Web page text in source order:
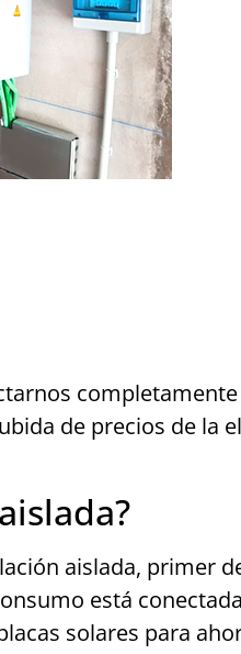
de precios de la
aislada, primer
está
solares para